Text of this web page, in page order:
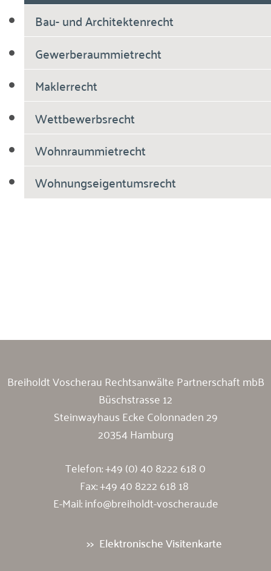
Bau- und Architektenrecht
Gewerberaummietrecht
Maklerrecht
Wettbewerbsrecht
Wohnraummietrecht
Wohnungseigentumsrecht
Breiholdt Voscherau Rechtsanwälte Partnerschaft mbB
Büschstrasse 12
Steinwayhaus Ecke Colonnaden 29
20354 Hamburg
Telefon:+49 (0) 40 8222 618 0
Fax: +49 40 8222 618 18
E-Mail:info@breiholdt-voscherau.de
Elektronische Visitenkarte